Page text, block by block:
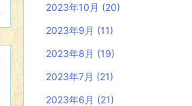
2023年10月 (20)
2023年9月 (11)
2023年8月 (19)
2023年7月 (21)
2023年6月 (21)